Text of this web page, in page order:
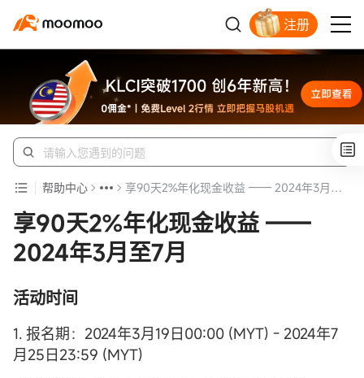
注册
帮助中心 享90天2%年化现金收益 —— 2024年3月至7月
享90天2%年化现金收益 ——
2024年3月至7月
活动时间
1. 报名期：2024年3月19日00:00 (MYT) - 2024年7
月25日23:59 (MYT)